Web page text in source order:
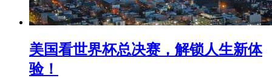
美国看世界杯总决赛，解锁人生新体
验！